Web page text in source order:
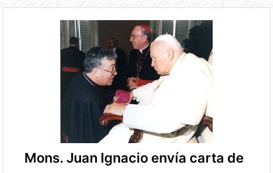
Mons. Juan Ignacio envía carta de